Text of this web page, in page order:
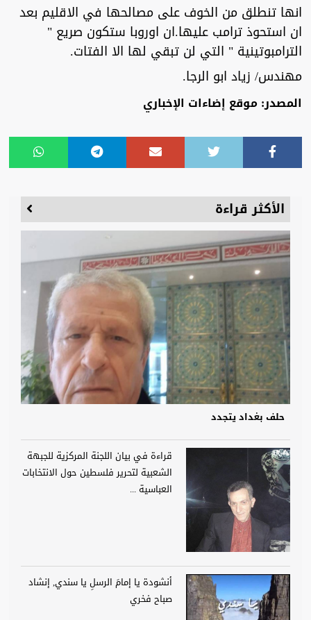
انها تنطلق من الخوف على مصالحها في الاقليم بعد
ان استحوذ ترامب عليها.ان اوروبا ستكون صريع "
الترامبوتينية " التي لن تبقي لها الا الفتات.
مهندس/ زياد ابو الرجا.
المصدر: موقع إضاءات الإخباري
الأكثر قراءة
حلف بغداد يتجدد
قراءة في بيان اللجنة المركزية للجبهة
الشعبية لتحرير فلسطين حول الانتخابات
العباسية ...
أنشودة يا إمامَ الرسلِ يا سندي, إنشاد
صباح فخري